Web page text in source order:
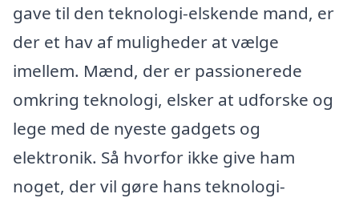
gave til den teknologi-elskende mand, er
der et hav af muligheder at vælge
imellem. Mænd, der er passionerede
omkring teknologi, elsker at udforske og
lege med de nyeste gadgets og
elektronik. Så hvorfor ikke give ham
noget, der vil gøre hans teknologi-